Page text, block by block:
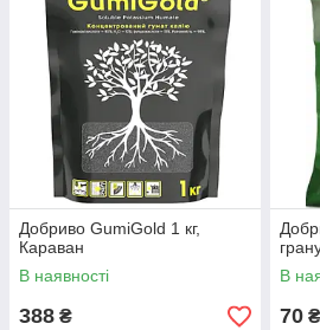
Добриво GumiGold 1 кг,
Караван
В наявності
388 ₴
В
70 ₴